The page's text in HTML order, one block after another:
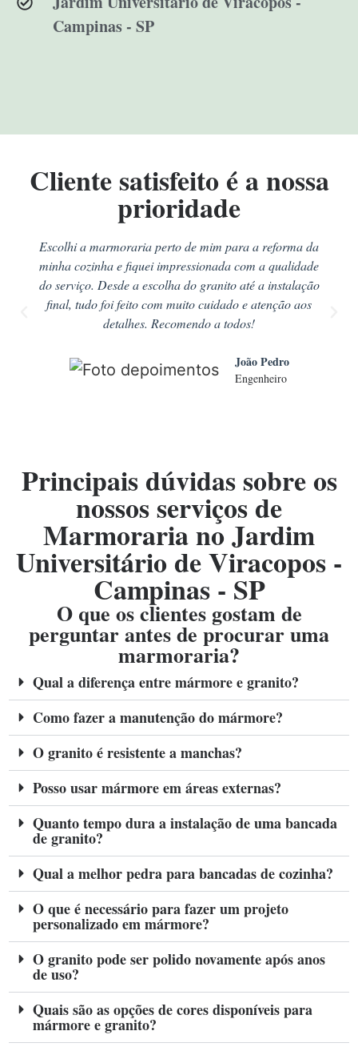
Campinas - SP
Cliente satisfeito é a nossa
prioridade
Escolhi a marmoraria perto de mim para a reforma da
minha cozinha e fiquei impressionada com a qualidade
do serviço. Desde a escolha do granito até a instalação
final, tudo foi feito com muito cuidado e atenção aos
detalhes. Recomendo a todos!
João Pedro
Engenheiro
Principais dúvidas sobre os
nossos serviços de
Marmoraria no Jardim
Universitário de Viracopos -
Campinas - SP
O que os clientes gostam de
perguntar antes de procurar uma
marmoraria?
Qual a diferença entre mármore e granito?
Como fazer a manutenção do mármore?
O granito é resistente a manchas?
Posso usar mármore em áreas externas?
Quanto tempo dura a instalação de uma bancada
de granito?
Qual a melhor pedra para bancadas de cozinha?
O que é necessário para fazer um projeto
personalizado em mármore?
O granito pode ser polido novamente após anos
de uso?
Quais são as opções de cores disponíveis para
mármore e granito?